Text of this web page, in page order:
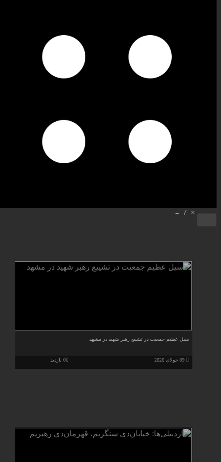
×
7
=
سیل عظیم جمعیت در تشییع رهبر شهید در مشهد
09 جولای 2026 0 بازدید